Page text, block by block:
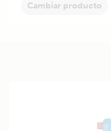
Cambiar producto